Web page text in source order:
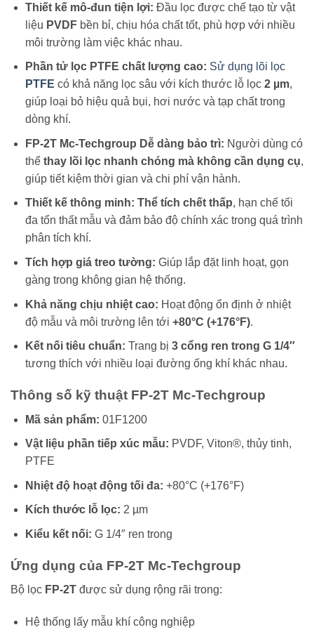
Thiết kế mô-đun tiện lợi: Đầu lọc được chế tạo từ vật
liệu PVDFbền bỉ, chịu hóa chất tốt, phù hợp với nhiều
môi trường làm việc khác nhau.
Phần tử lọc PTFE chất lượng cao: Sử dụng lõi lọc
PTFE có khả năng lọc sâu với kích thước lỗ lọc 2 µm,
giúp loại bỏ hiệu quả bụi, hơi nước và tạp chất trong
dòng khí.
FP-2T Mc-Techgroup Dễ dàng bảo trì: Người dùng có
thể thay lõi lọc nhanh chóng mà không cần dụng cụ,
giúp tiết kiệm thời gian và chi phí vận hành.
Thiết kế thông minh: Thể tích chết thấp, hạn chế tối
đa tổn thất mẫu và đảm bảo độ chính xác trong quá trình
phân tích khí.
Tích hợp giá treo tường: Giúp lắp đặt linh hoạt, gọn
gàng trong không gian hệ thống.
Khả năng chịu nhiệt cao: Hoạt động ổn định ở nhiệt
độ mẫu và môi trường lên tới +80°C (+176°F).
Kết nối tiêu chuẩn: Trang bị 3 cổng ren trong G 1/4″
tương thích với nhiều loại đường ống khí khác nhau.
Thông số kỹ thuật FP-2T Mc-Techgroup
Mã sản phẩm: 01F1200
Vật liệu phần tiếp xúc mẫu: PVDF, Viton®, thủy tinh,
PTFE
Nhiệt độ hoạt động tối đa: +80°C (+176°F)
Kích thước lỗ lọc: 2 µm
Kiểu kết nối: G 1/4″ ren trong
Ứng dụng của FP-2T Mc-Techgroup
Bộ lọc FP-2T được sử dụng rộng rãi trong:
Hệ thống lấy mẫu khí công nghiệp